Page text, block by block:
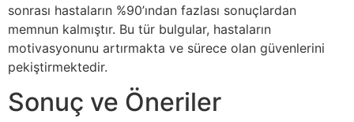
sonrası hastaların %90’ından fazlası sonuçlardan
memnun kalmıştır. Bu tür bulgular, hastaların
motivasyonunu artırmakta ve sürece olan güvenlerini
pekiştirmektedir.
Sonuç ve Öneriler